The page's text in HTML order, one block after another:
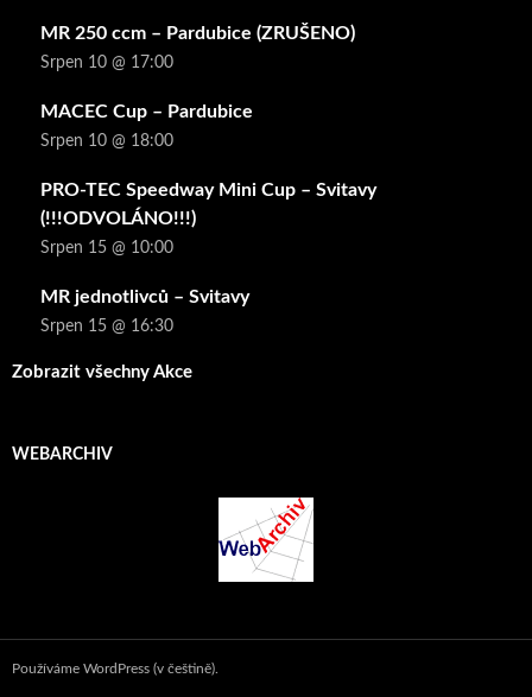
MR 250 ccm – Pardubice (ZRUŠENO)
Srpen 10 @ 17:00
MACEC Cup – Pardubice
Srpen 10 @ 18:00
PRO-TEC Speedway Mini Cup – Svitavy
(!!!ODVOLÁNO!!!)
Srpen 15 @ 10:00
MR jednotlivců – Svitavy
Srpen 15 @ 16:30
Zobrazit všechny Akce
WEBARCHIV
Používáme WordPress (v češtině).